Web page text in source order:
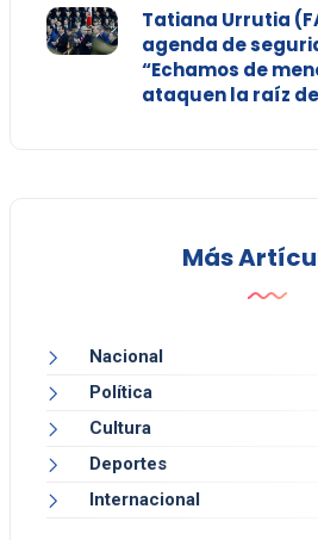
Tatiana Urrutia
agenda de
“Echamos de
ataquen la raíz
Más
Nacional
Política
Cultura
Deportes
Internacional